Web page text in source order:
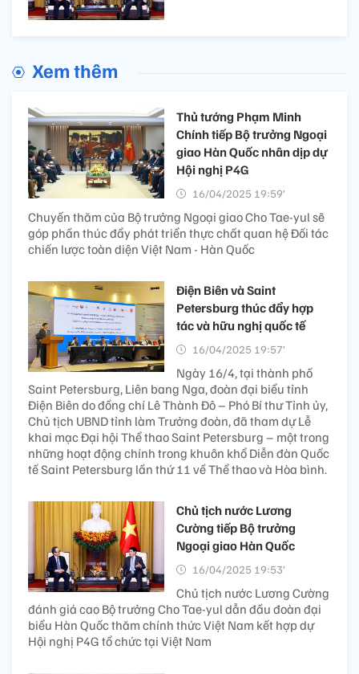
Xem thêm
Thủ tướng Phạm Minh
Chính tiếp Bộ trưởng Ngoại
giao Hàn Quốc nhân dịp dự
Hội nghị P4G
16/04/2025 19:59’
Chuyến thăm của Bộ trưởng Ngoại giao Cho Tae-yul sẽ
góp phần thúc đẩy phát triển thực chất quan hệ Đối tác
chiến lược toàn diện Việt Nam - Hàn Quốc
Điện Biên và Saint
Petersburg thúc đẩy hợp
tác và hữu nghị quốc tế
16/04/2025 19:57’
Ngày 16/4, tại thành phố
Saint Petersburg, Liên bang Nga, đoàn đại biểu tỉnh
Điện Biên do đồng chí Lê Thành Đô – Phó Bí thư Tỉnh ủy,
Chủ tịch UBND tỉnh làm Trưởng đoàn, đã tham dự Lễ
khai mạc Đại hội Thể thao Saint Petersburg – một trong
những hoạt động chính trong khuôn khổ Diễn đàn Quốc
tế Saint Petersburg lần thứ 11 về Thể thao và Hòa bình.
Chủ tịch nước Lương
Cường tiếp Bộ trưởng
Ngoại giao Hàn Quốc
16/04/2025 19:53’
Chủ tịch nước Lương Cường
đánh giá cao Bộ trưởng Cho Tae-yul dẫn đầu đoàn đại
biểu Hàn Quốc thăm chính thức Việt Nam kết hợp dự
Hội nghị P4G tổ chức tại Việt Nam